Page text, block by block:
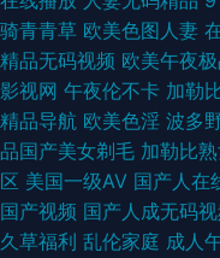
久 欧美精品色婷婷五月综合
曰com久久 性一交一乱中文
人 成人免费大片黄在线观看
热在线 午夜国产高清在线观
骑青青草 欧美色图人妻
精品无码视频 欧美午夜
影视网 午夜伦不卡 加勒
精品导航 欧美色淫 波多
品国产美女剃毛 加勒比
区 美国一级AV 国产人在
国产视频 国产人成无码
久草福利 乱伦家庭 成人